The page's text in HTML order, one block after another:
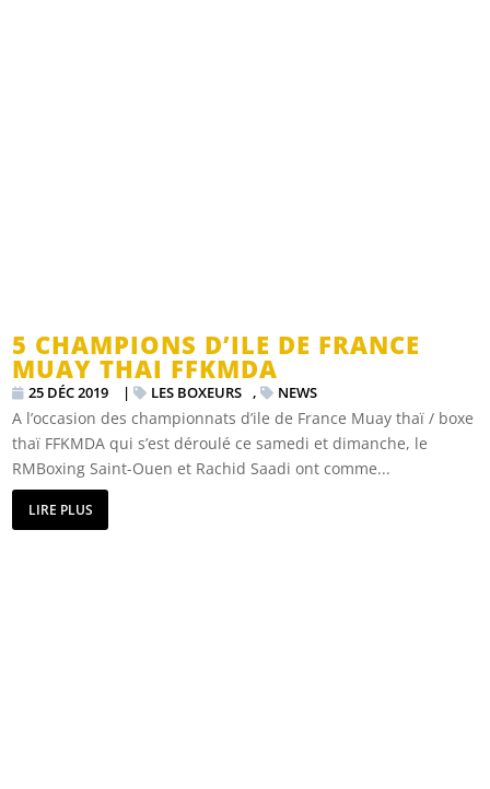
5 CHAMPIONS D’ILE DE FRANCE
MUAY THAI FFKMDA
25 DÉC 2019 | LES BOXEURS , NEWS
A l’occasion des championnats d’ile de France Muay thaï / boxe
thaï FFKMDA qui s’est déroulé ce samedi et dimanche, le
RMBoxing Saint-Ouen et Rachid Saadi ont comme...
LIRE PLUS